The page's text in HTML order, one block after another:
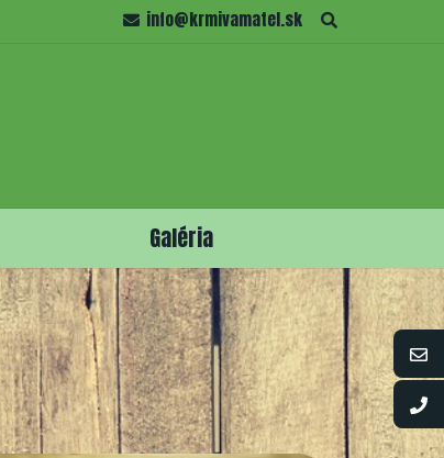
info@krmivamatel.sk
Galéria